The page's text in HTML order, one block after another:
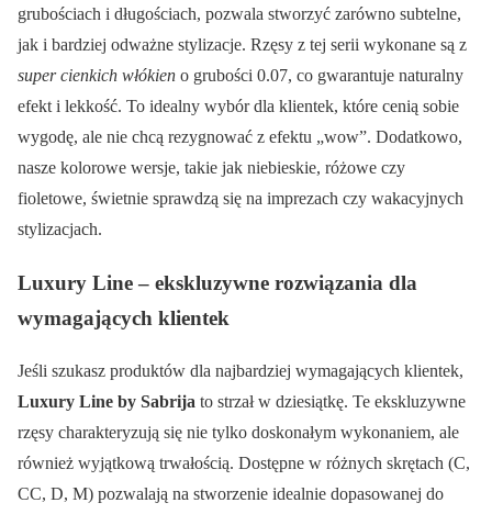
grubościach i długościach, pozwala stworzyć zarówno subtelne,
jak i bardziej odważne stylizacje. Rzęsy z tej serii wykonane są z
super cienkich włókien o grubości 0.07, co gwarantuje naturalny
efekt i lekkość. To idealny wybór dla klientek, które cenią sobie
wygodę, ale nie chcą rezygnować z efektu „wow”. Dodatkowo,
nasze kolorowe wersje, takie jak niebieskie, różowe czy
fioletowe, świetnie sprawdzą się na imprezach czy wakacyjnych
stylizacjach.
Luxury Line – ekskluzywne rozwiązania dla
wymagających klientek
Jeśli szukasz produktów dla najbardziej wymagających klientek,
Luxury Line by Sabrija to strzał w dziesiątkę. Te ekskluzywne
rzęsy charakteryzują się nie tylko doskonałym wykonaniem, ale
również wyjątkową trwałością. Dostępne w różnych skrętach (C,
CC, D, M) pozwalają na stworzenie idealnie dopasowanej do